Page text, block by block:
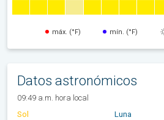
máx. (°F) mín. (°F)
Datos astronómicos
09:49 a.m. hora local
Sol
Luna